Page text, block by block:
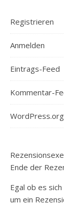
Registrieren
Anmelden
Eintrags-Feed
Kommentar-
WordPress.org
Ende der
Egal ob es
um ein